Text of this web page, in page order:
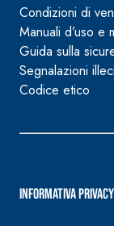
Condizioni di
Manuali d’uso e
Guida sulla
Segnalazioni
Codice etico
Informativa Privacy